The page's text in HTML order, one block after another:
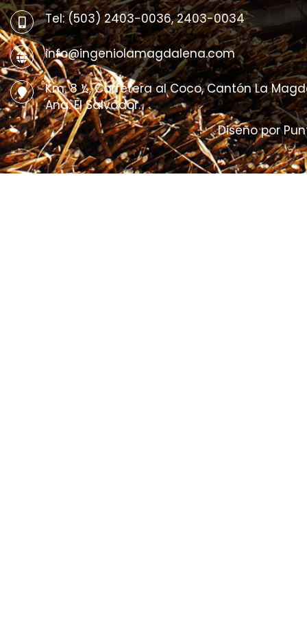
Tel: (503) 2403-0036, 2403-0034
info@ingeniolamagdalena.com
Km. 8 ½, Carretera al Coco, Cantón La
Ana. El Salvador.
Diseño por